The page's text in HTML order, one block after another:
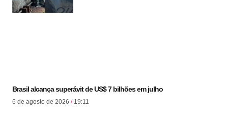
Brasil alcança superávit de US$ 7 bilhões em julho
6 de agosto de 2026 19:11